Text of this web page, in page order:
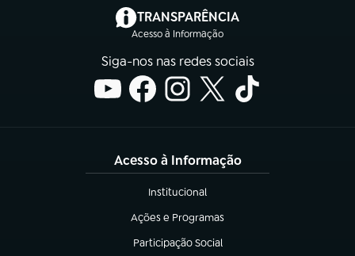
TRANSPARÊNCIA
Acesso à Informação
(abre em nova aba)
Siga-nos nas redes sociais
Acesso à Informação
Institucional
(abre em nova aba)
Ações e Programas
(abre em nova aba)
Participação Social
(abre em nova aba)